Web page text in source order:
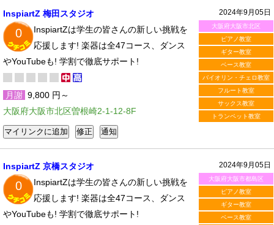
2024年9月05日
大阪府大阪市北区
ピアノ教室
ギター教室
ベース教室
バイオリン・チェロ教室
フルート教室
サックス教室
トランペット教室
InspiartZ 梅田スタジオ
0
InspiartZは学生の皆さんの新しい挑戦を
応援します! 楽器は全47コース、ダンス
やYouTubeも! 学割で徹底サポート!
月謝 9,800 円～
大阪府大阪市北区曽根崎2-1-12-8F
2024年9月05日
大阪府大阪市都島区
ピアノ教室
ギター教室
ベース教室
InspiartZ 京橋スタジオ
0
InspiartZは学生の皆さんの新しい挑戦を
応援します! 楽器は全47コース、ダンス
やYouTubeも! 学割で徹底サポート!